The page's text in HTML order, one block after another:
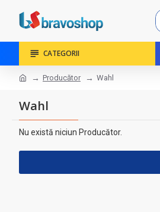
CATEGORII
Producător Wahl
Wahl
Nu există niciun Producător.